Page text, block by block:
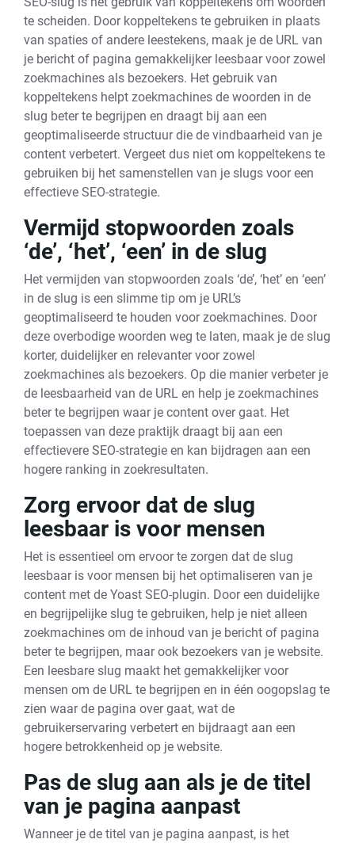
te scheiden. Door koppeltekens te gebruiken in plaats
van spaties of andere leestekens, maak je de URL van
je bericht of pagina gemakkelijker leesbaar voor zowel
zoekmachines als bezoekers. Het gebruik van
koppeltekens helpt zoekmachines de woorden in de
slug beter te begrijpen en draagt bij aan een
geoptimaliseerde structuur die de vindbaarheid van je
content verbetert. Vergeet dus niet om koppeltekens te
gebruiken bij het samenstellen van je slugs voor een
effectieve SEO-strategie.
Vermijd stopwoorden zoals
‘de’, ‘het’, ‘een’ in de slug
Het vermijden van stopwoorden zoals ‘de’, ‘het’ en ‘een’
in de slug is een slimme tip om je URL’s
geoptimaliseerd te houden voor zoekmachines. Door
deze overbodige woorden weg te laten, maak je de slug
korter, duidelijker en relevanter voor zowel
zoekmachines als bezoekers. Op die manier verbeter je
de leesbaarheid van de URL en help je zoekmachines
beter te begrijpen waar je content over gaat. Het
toepassen van deze praktijk draagt bij aan een
effectievere SEO-strategie en kan bijdragen aan een
hogere ranking in zoekresultaten.
Zorg ervoor dat de slug
leesbaar is voor mensen
Het is essentieel om ervoor te zorgen dat de slug
leesbaar is voor mensen bij het optimaliseren van je
content met de Yoast SEO-plugin. Door een duidelijke
en begrijpelijke slug te gebruiken, help je niet alleen
zoekmachines om de inhoud van je bericht of pagina
beter te begrijpen, maar ook bezoekers van je website.
Een leesbare slug maakt het gemakkelijker voor
mensen om de URL te begrijpen en in één oogopslag te
zien waar de pagina over gaat, wat de
gebruikerservaring verbetert en bijdraagt aan een
hogere betrokkenheid op je website.
Pas de slug aan als je de titel
van je pagina aanpast
Wanneer je de titel van je pagina aanpast, is het